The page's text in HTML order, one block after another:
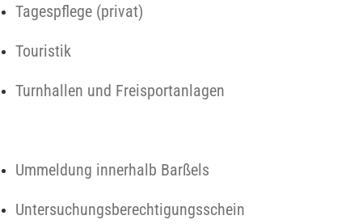
Tagespflege (privat)
Touristik
Turnhallen und Freisportanlagen
Ummeldung innerhalb Barßels
Untersuchungsberechtigungsschein